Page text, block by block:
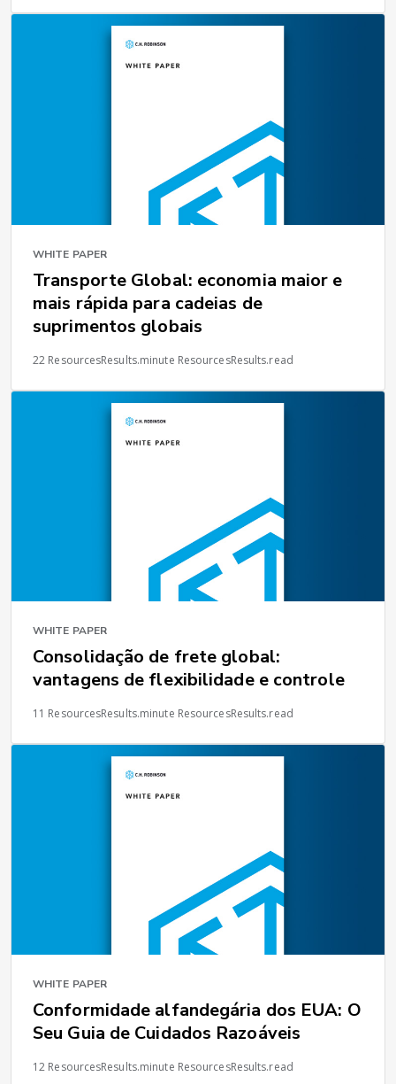
WHITE PAPER
Transporte Global: economia maior e
mais rápida para cadeias de
suprimentos globais
22 ResourcesResults.minute ResourcesResults.read
WHITE PAPER
Consolidação de frete global:
vantagens de flexibilidade e controle
11 ResourcesResults.minute ResourcesResults.read
WHITE PAPER
Conformidade alfandegária dos EUA: O
Seu Guia de Cuidados Razoáveis
12 ResourcesResults.minute ResourcesResults.read